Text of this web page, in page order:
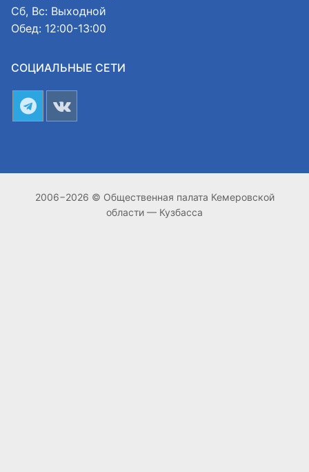
Сб, Вс: Выходной
Обед: 12:00-13:00
СОЦИАЛЬНЫЕ СЕТИ
2006−2026 © Общественная палата Кемеровской
области — Кузбасса